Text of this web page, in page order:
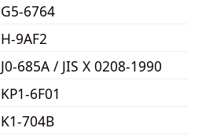
G5-6764
H-9AF2
J0-685A / JIS X 0208-1990
KP1-6F01
K1-704B